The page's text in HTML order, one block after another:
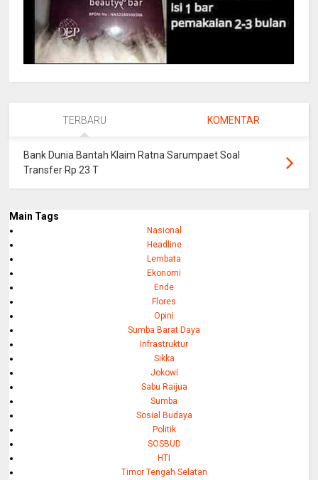
TERBARU KOMENTAR
Bank Dunia Bantah Klaim Ratna Sarumpaet Soal
Transfer Rp 23 T
Main Tags
Nasional
Headline
Lembata
Ekonomi
Ende
Flores
Opini
Sumba Barat Daya
Infrastruktur
Sikka
Jokowi
Sabu Raijua
Sumba
Sosial Budaya
Politik
SOSBUD
HTI
Timor Tengah Selatan